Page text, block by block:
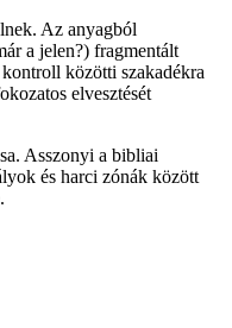
Az anyagból
a jelen?) fragmentált
közötti szakadékra
elvesztését
Asszonyi a bibliai
és harci zónák között